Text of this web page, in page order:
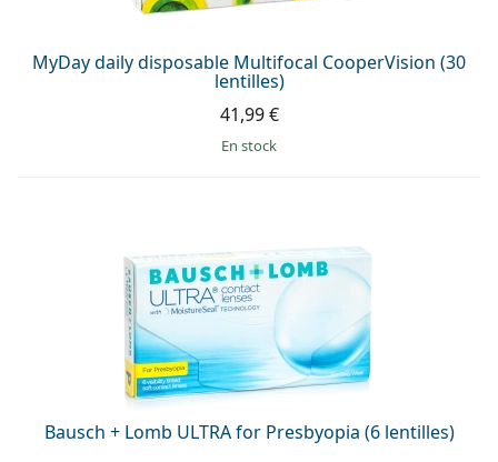
MyDay daily disposable Multifocal CooperVision (30
lentilles)
41,99 €
en stock
Bausch + Lomb ULTRA for Presbyopia (6 lentilles)